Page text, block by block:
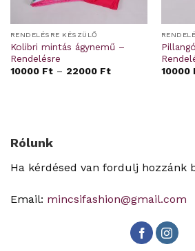
RENDELÉSRE KÉSZÜLŐ
Kolibri mintás ágynemű –
Rendelésre
10000 Ft– 22000 Ft
10000
Rólunk
Ha kérdésed van fordulj hozzánk
Email: mincsifashion@gmail.com